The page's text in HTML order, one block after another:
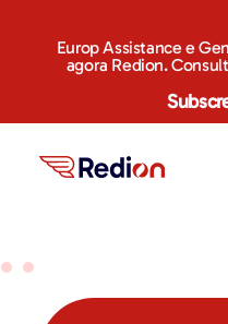
Europ Assistance e
agora Redion.